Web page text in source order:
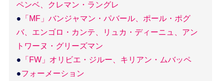
ペンベ、クレマン・ラングレ
● 「MF」バンジャマン・パバール、ポール・ポグ
バ、エンゴロ・カンテ、リュカ・ディーニュ、アン
トワーヌ・グリーズマン
● 「FW」オリビエ・ジルー、キリアン・ムバッペ
●フォーメーション